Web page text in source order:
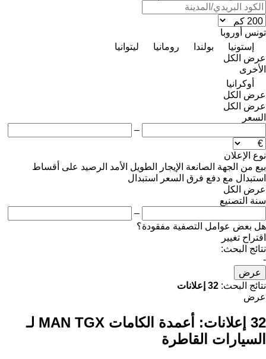
تونس أوروبا
إستونيا
بولندا رومانيا
ليتوانيا
عرض الكل
الأخرى
أوكرانيا
عرض الكل
عرض الكل
السعر
–
نوع الإعلان
بيع من الجهة الصانعة الإيجار الطويل الأمد الرصيد على أقساط
استبدال مع دفع فرق السعر
استبدال
عرض الكل
سنة التصنيع
–
هل بعض عوامل التصفية مفقودة؟
اقتراح تغيير
نتائج البحث:
-
عرض
نتائج البحث: 32 إعلانات
عرض
32 إعلانات:
أعمدة الكامات MAN TGX لـ
السيارات القاطرة